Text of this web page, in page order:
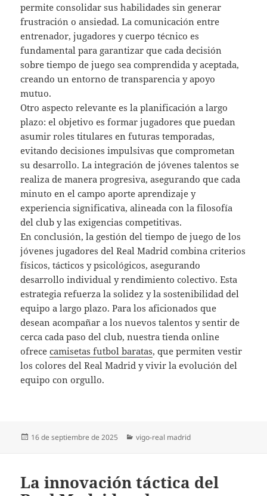
permite consolidar sus habilidades sin generar
frustración o ansiedad. La comunicación entre
entrenador, jugadores y cuerpo técnico es
fundamental para garantizar que cada decisión
sobre tiempo de juego sea comprendida y aceptada,
creando un entorno de transparencia y apoyo
mutuo.
Otro aspecto relevante es la planificación a largo
plazo: el objetivo es formar jugadores que puedan
asumir roles titulares en futuras temporadas,
evitando decisiones impulsivas que comprometan
su desarrollo. La integración de jóvenes talentos se
realiza de manera progresiva, asegurando que cada
minuto en el campo aporte aprendizaje y
experiencia significativa, alineada con la filosofía
del club y las exigencias competitivas.
En conclusión, la gestión del tiempo de juego de los
jóvenes jugadores del Real Madrid combina criterios
físicos, tácticos y psicológicos, asegurando
desarrollo individual y rendimiento colectivo. Esta
estrategia refuerza la solidez y la sostenibilidad del
equipo a largo plazo. Para los aficionados que
desean acompañar a los nuevos talentos y sentir de
cerca cada paso del club, nuestra tienda online
ofrececamisetas futbol baratas, que permiten vestir
los colores del Real Madrid y vivir la evolución del
equipo con orgullo.
Publicado
16 de septiembre de 2025 Categorías
vigo-real madrid
La innovación táctica del